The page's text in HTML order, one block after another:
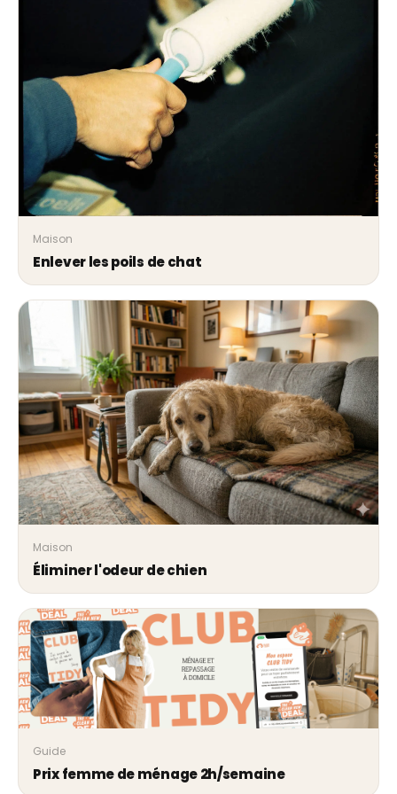
Maison
Enlever les poils de chat
Maison
Éliminer l'odeur de chien
Guide
Prix femme de ménage 2h/semaine